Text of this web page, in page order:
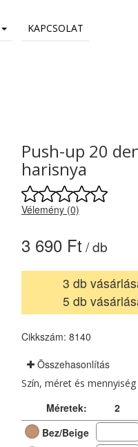
KAPCSOLAT
Push-up 20
harisnya
Vélemény (0)
3 690 Ft / db
3 db
5 db
Cikkszám: 8140
Összehasonlítás
Szín, méret és
Méretek: 2
Bez/Beige